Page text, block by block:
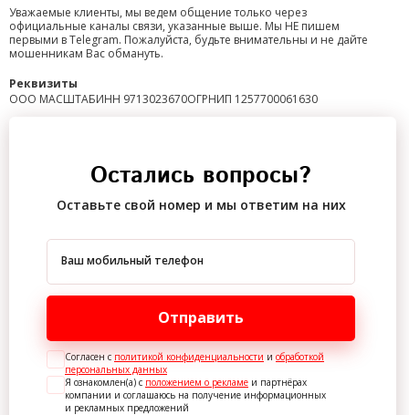
Уважаемые клиенты, мы ведем общение только через
официальные каналы связи, указанные выше. Мы НЕ пишем
первыми в Telegram. Пожалуйста, будьте внимательны и не дайте
мошенникам Вас обмануть.
Реквизиты
ООО МАСШТАБИНН 9713023670ОГРНИП 1257700061630
Остались вопросы?
Оставьте свой номер и мы ответим на них
Ваш мобильный телефон
Отправить
Согласен с политикой конфиденциальности и обработкой
персональных данных
Я ознакомлен(а) с положением о рекламе и партнёрах
компании и соглашаюсь на получение информационных
и рекламных предложений